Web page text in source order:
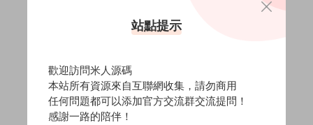
站點提示
歡迎訪問米人源碼
本站所有資源來自互聯網收集，請勿商用
任何問題都可以添加官方交流群交流提問！
感謝一路的陪伴！